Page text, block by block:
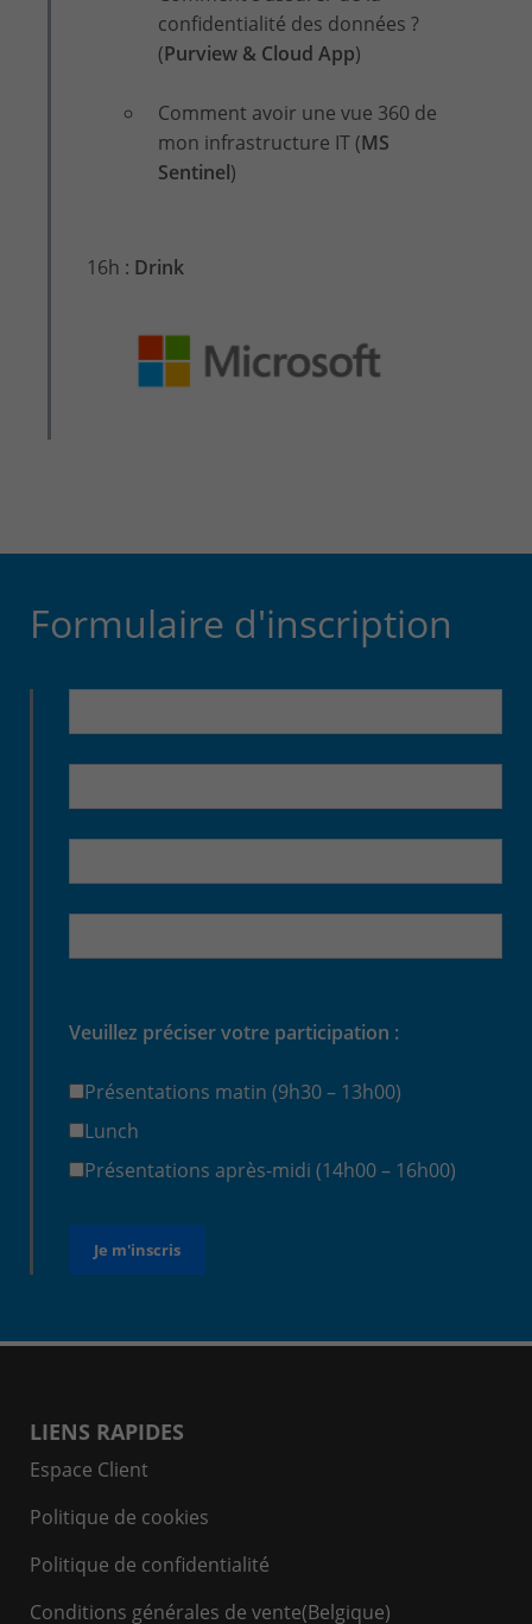
confidentialité des données ?
(Purview & Cloud App)
Comment avoir une vue 360 de
mon infrastructure IT (MS
Sentinel)
16h : Drink
Formulaire d'inscription
Veuillez préciser votre participation :
Présentations matin (9h30 – 13h00)
Lunch
Présentations après-midi (14h00 – 16h00)
LIENS RAPIDES
Espace Client
Politique de cookies
Politique de confidentialité
Conditions générales de vente(Belgique)